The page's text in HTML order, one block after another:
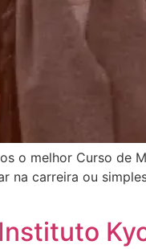
o melhor Curso de
na carreira ou